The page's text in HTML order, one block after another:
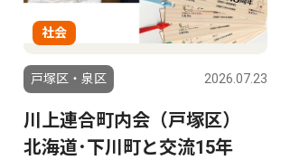
社会
戸塚区・泉区 2026.07.23
川上連合町内会（戸塚区）
北海道･下川町と交流15年